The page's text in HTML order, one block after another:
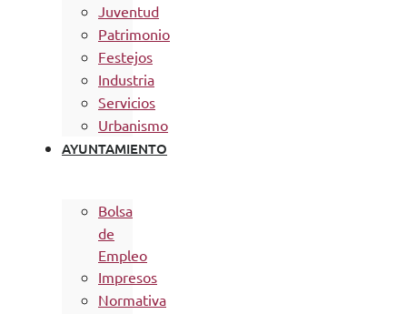
Juventud
Patrimonio
Festejos
Industria
Servicios
Urbanismo
AYUNTAMIENTO
Bolsa
de
Empleo
Impresos
Normativa